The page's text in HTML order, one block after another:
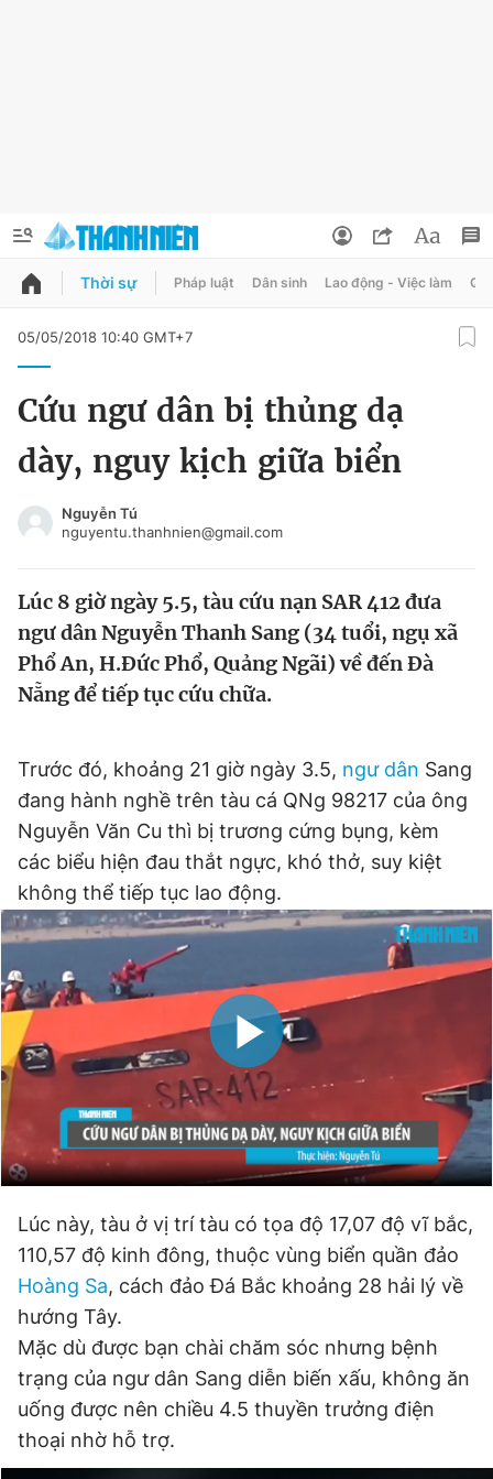
QUẢNG CÁO
Chuyên mục
Chào ngày mới Tin 24h
Tin thị trường Tin 360
Video Magazine
Tiện ích Bạn cần biết
Thông tin tòa soạn Liên hệ quảng cáo
Đọc Thanh Niên trên điện thoại
Theo dõi báo trên
Hotline
0906 645 777
Liên hệ quảng cáo
0908 780 404
Đặt báo Quảng cáo
Tổng biên tập: Nguyễn Ngọc Toàn
Phó tổng biên tập thường trực: Hải Thành
Phó tổng biên tập: Lâm Hiếu Dũng
Phó tổng biên tập: Trần Việt Hưng
Tổng thư ký tòa soạn: Đức Trung
Giấy phép xuất bản số 110/GP - BTTTT cấp ngày 24.3.2020
Đổi mật khẩu
Tin đã lưu
Tin đã xem
Thời sự Pháp luật Dân sinh Lao động - Việc làm
05/05/2018 10:40 GMT+7
Cứu ngư dân bị thủng dạ
dày, nguy kịch giữa biển
Nguyễn Tú
nguyentu.thanhnien@gmail.com
Lúc 8 giờ ngày 5.5, tàu cứu nạn SAR 412 đưa
ngư dân Nguyễn Thanh Sang (34 tuổi, ngụ xã
Phổ An, H.Đức Phổ, Quảng Ngãi) về đến Đà
Nẵng để tiếp tục cứu chữa.
Trước đó, khoảng 21 giờ ngày 3.5, ngư dân Sang
đang hành nghề trên tàu cá QNg 98217 của ông
Nguyễn Văn Cu thì bị trương cứng bụng, kèm
các biểu hiện đau thắt ngực, khó thở, suy kiệt
không thể tiếp tục lao động.
Lúc này, tàu ở vị trí tàu có tọa độ 17,07 độ vĩ bắc,
110,57 độ kinh đông, thuộc vùng biển quần đảo
Hoàng Sa, cách đảo Đá Bắc khoảng 28 hải lý về
hướng Tây.
Mặc dù được bạn chài chăm sóc nhưng bệnh
trạng của ngư dân Sang diễn biến xấu, không ăn
uống được nên chiều 4.5 thuyền trưởng điện
thoại nhờ hỗ trợ.